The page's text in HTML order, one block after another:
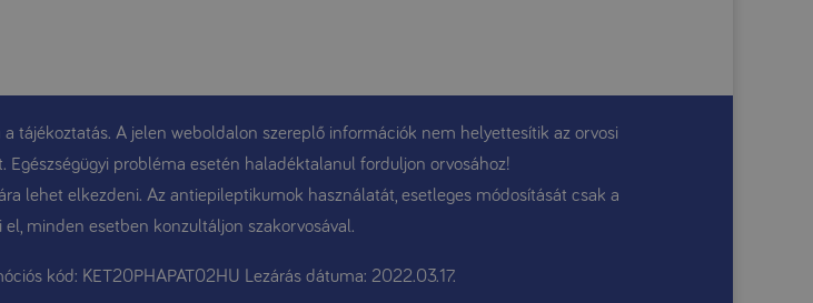
tájékoztatás. A jelen weboldalon szereplő információk nem helyettesítik az orvosi
Egészségügyi probléma esetén haladéktalanul forduljon orvosához!
lehet elkezdeni. Az antiepileptikumok használatát, esetleges módosítását csak a
minden esetben konzultáljon szakorvosával.
kód: KET20PHAPAT02HU Lezárás dátuma: 2022.03.17.